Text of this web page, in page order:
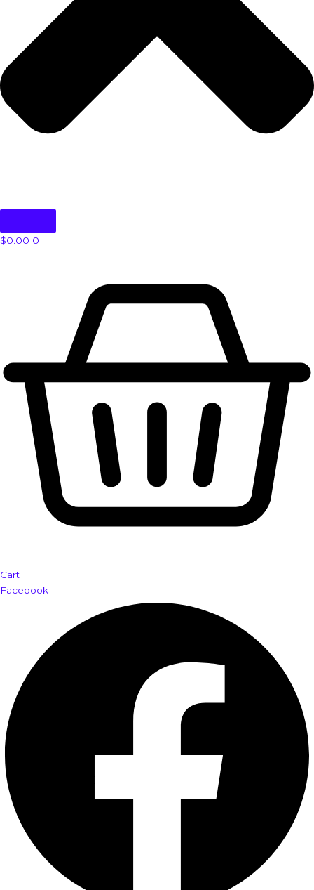
$0.00 0
Cart
Facebook